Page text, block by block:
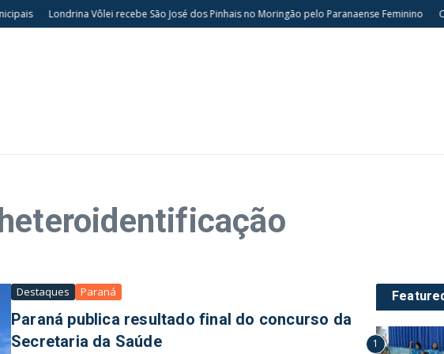
Londrina Vôlei recebe São José dos Pinhais no Moringão pelo Paranaense Feminino
Destaques Paraná
Paraná publica resultado final do concurso da
Secretaria da Saúde
1